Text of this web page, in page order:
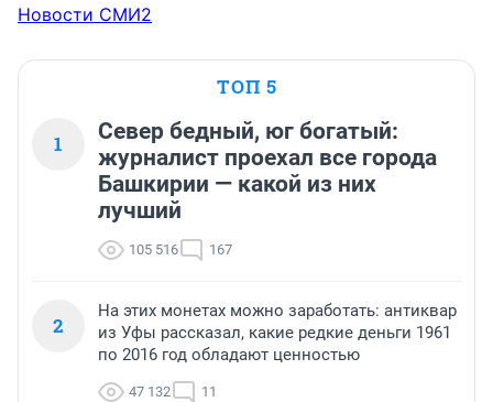
Новости СМИ2
ТОП 5
1
Север бедный, юг богатый:
журналист проехал все города
Башкирии — какой из них
лучший
105 516 167
2
На этих монетах можно заработать: антиквар
из Уфы рассказал, какие редкие деньги 1961
по 2016 год обладают ценностью
47 132 11